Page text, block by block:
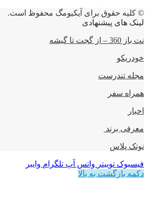
© کلیه حقوق برای آیکیومگ محفوظ است.
لینک های پیشنهادی
نت باز 360 – از گجت تا گیشه
خودریکو
مجله‌ تندرست
همراه سفر
اخبار
معرفی برند
نوتک پلاس
فیسبوک توییتر واتس آپ تلگرام وایبر
دکمه بازگشت به بالا